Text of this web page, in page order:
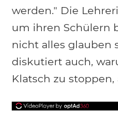
werden." Die
um ihren Schülern
nicht alles glauben
diskutiert auch,
Klatsch zu